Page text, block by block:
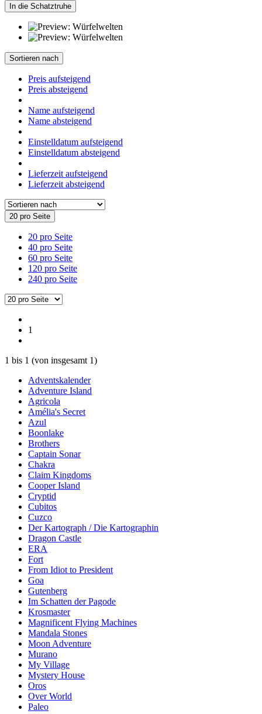
In die Schatztruhe
Sortieren nach
Preis aufsteigend
Preis absteigend
Name aufsteigend
Name absteigend
Einstelldatum aufsteigend
Einstelldatum absteigend
Lieferzeit aufsteigend
Lieferzeit absteigend
20 pro Seite
20 pro Seite
40 pro Seite
60 pro Seite
120 pro Seite
240 pro Seite
1
1 bis 1 (von insgesamt 1)
Adventskalender
Adventure Island
Agricola
Amélia's Secret
Azul
Boonlake
Brothers
Captain Sonar
Chakra
Claim Kingdoms
Cooper Island
Cryptid
Cubitos
Cuzco
Der Kartograph / Die Kartographin
Dragon Castle
ERA
Fort
From Idiot to President
Goa
Gutenberg
Im Schatten der Pagode
Krosmaster
Magnificent Flying Machines
Mandala Stones
Moon Adventure
Murano
My Village
Mystery House
Oros
Over World
Paleo